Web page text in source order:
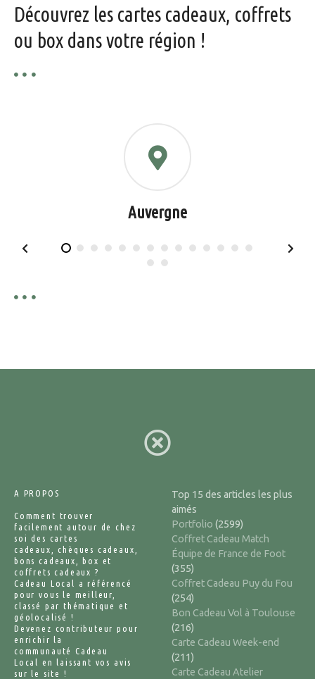
Découvrez les cartes cadeaux, coffrets
ou box dans votre région !
Auvergne
A PROPOS
Comment trouver
facilement autour de chez
soi des cartes
cadeaux, chèques cadeaux,
bons cadeaux, box et
coffrets cadeaux ?
Cadeau Local a référencé
pour vous le meilleur,
classé par thématique et
géolocalisé !
Devenez contributeur pour
enrichir la
communauté Cadeau
Local en laissant vos avis
sur le site !
Top 15 des articles les plus
aimés
Portfolio (2599)
Coffret Cadeau Match
Équipe de France de Foot
(355)
Coffret Cadeau Puy du Fou
(254)
Bon Cadeau Vol à Toulouse
(216)
Carte Cadeau Week-end
(211)
Carte Cadeau Atelier